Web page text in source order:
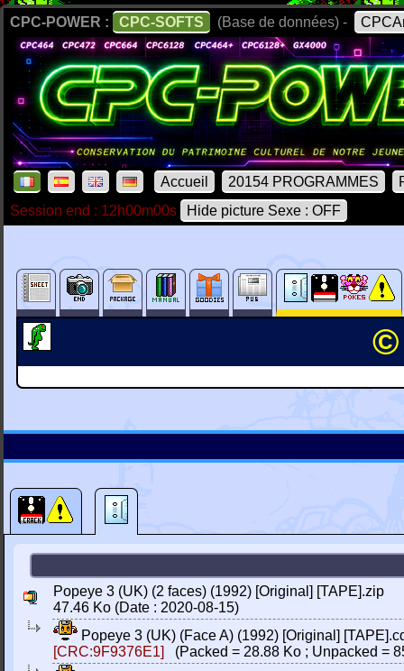
CPC-POWER : CPC-SOFTS (Base de données) -
Accueil 20154 PROGRAMMES
Session end : 12h00m00s
Hide picture Sexe : OFF
©
Popeye 3 (UK) (2 faces) (1992) [Original] [TAPE].zip
47.46 Ko (Date : 2020-08-15)
Popeye 3 (UK) (Face A) (1992) [Original]
[CRC:9F9376E1]
(Packed = 28.88 Ko ; Unpacked =